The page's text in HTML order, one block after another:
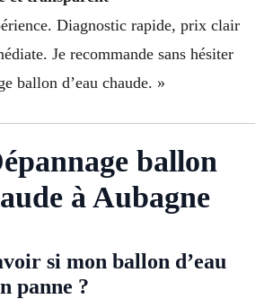
Diagnostic rapide, prix clair
Je recommande sans hésiter
ballon d’eau chaude. »
ballon
à Aubagne
si mon ballon d’eau
panne ?